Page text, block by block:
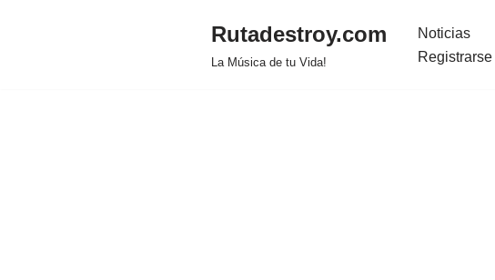
Rutadestroy.com
La Música de tu Vida!
Noticias
Registrarse